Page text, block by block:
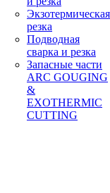
Экзотермическая
резка
Подводная
сварка и резка
Запасные части
ARC GOUGING
&
EXOTHERMIC
CUTTING